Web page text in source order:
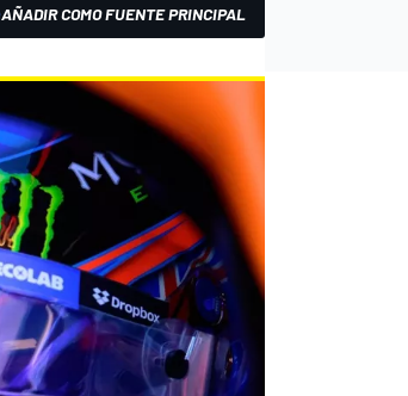
AÑADIR COMO FUENTE PRINCIPAL